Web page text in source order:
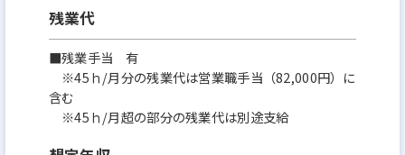
残業代
■残業手当 有
※45ｈ/月分の残業代は営業職手当（82,000円）に
含む
※45ｈ/月超の部分の残業代は別途支給